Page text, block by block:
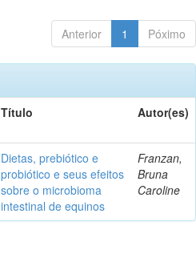
Anterior 1 Póximo
Título Autor(es)
Dietas, prebiótico e
probiótico e seus efeitos
sobre o microbioma
intestinal de equinos
Franzan,
Bruna
Caroline